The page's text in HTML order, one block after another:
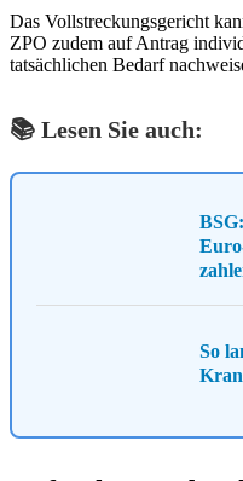
Das Vollstreckungsgericht
ZPO zudem auf Antrag
tatsächlichen Bedarf
📚 Lesen Sie auch:
So